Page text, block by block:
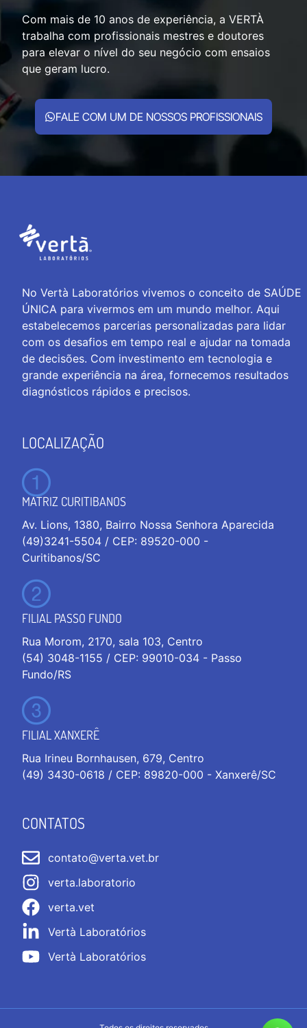
Com mais de 10 anos de experiência, a VERTÀ
trabalha com profissionais mestres e doutores
para elevar o nível do seu negócio com ensaios
que geram lucro.
FALE COM UM DE NOSSOS PROFISSIONAIS
No Vertà Laboratórios vivemos o conceito de SAÚDE
ÚNICA para vivermos em um mundo melhor. Aqui
estabelecemos parcerias personalizadas para lidar
com os desafios em tempo real e ajudar na tomada
de decisões. Com investimento em tecnologia e
grande experiência na área, fornecemos resultados
diagnósticos rápidos e precisos.
LOCALIZAÇÃO
MATRIZ CURITIBANOS
Av. Lions, 1380, Bairro Nossa Senhora Aparecida
(49)3241-5504 / CEP: 89520-000 -
Curitibanos/SC
FILIAL PASSO FUNDO
Rua Morom, 2170, sala 103, Centro
(54) 3048-1155 / CEP: 99010-034 - Passo
Fundo/RS
FILIAL XANXERÊ
Rua Irineu Bornhausen, 679, Centro
(49) 3430-0618 / CEP: 89820-000 - Xanxerê/SC
CONTATOS
contato@verta.vet.br
verta.laboratorio
verta.vet
Vertà Laboratórios
Vertà Laboratórios